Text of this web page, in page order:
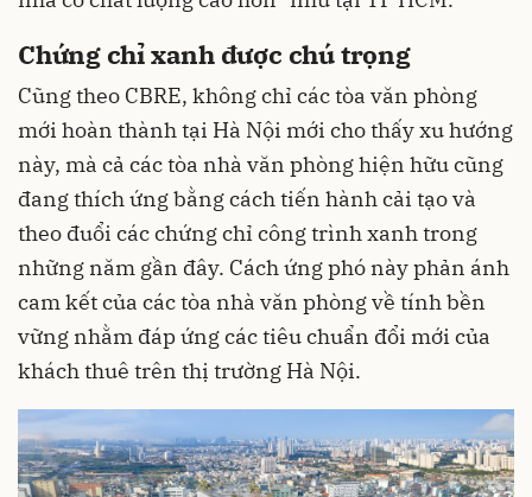
Chứng chỉ xanh được chú trọng
Cũng theo CBRE, không chỉ các tòa văn phòng
mới hoàn thành tại Hà Nội mới cho thấy xu hướng
này, mà cả các tòa nhà văn phòng hiện hữu cũng
đang thích ứng bằng cách tiến hành cải tạo và
theo đuổi các chứng chỉ công trình xanh trong
những năm gần đây. Cách ứng phó này phản ánh
cam kết của các tòa nhà văn phòng về tính bền
vững nhằm đáp ứng các tiêu chuẩn đổi mới của
khách thuê trên thị trường Hà Nội.